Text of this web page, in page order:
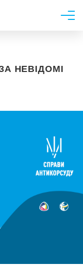
НЕВІДОМІ